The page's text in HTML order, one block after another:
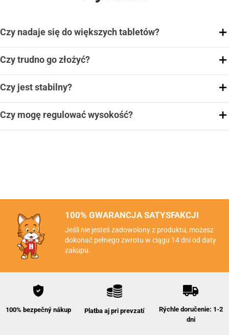
Czy nadaje się do większych tabletów?
Czy trudno go złożyć?
Czy jest stabilny?
Czy mogę regulować wysokość?
100% GWARANCJA SATYSFAKCJI
Jeśli nie jesteś zadowolony z produktu, możesz
dokonać pełnego zwrotu w ciągu 14 dni od daty
zakupu.
100% bezpečný nákup Platba aj pri prevzatí
Rýchle doručenie: 1-2
dni